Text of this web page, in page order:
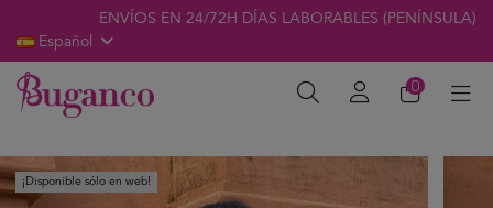
ENVÍOS EN 24/72H DÍAS LABORABLES (PENÍNSULA)
Español
0
¡Disponible sólo en web!